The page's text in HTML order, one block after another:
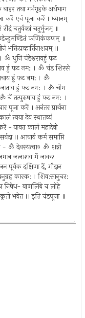
बाहर तथा गर्भगृहके अर्धभाग
करें एवं पूजा करें । ध्यानम्‌
चतुर्वक्त्रं चतुर्भुजम्‌ ॥
फणिकंकणम्‌ ॥
॥
ॐ धुनि चंडेश्वरायहुं फट
हुं फट नम: । ॐ चंड शिरसे
हुं फट नम: । ॐ
हुं फट नम: । ॐ चीम
चें तत्पुरुषाय हुं फट नम: ।
पूजा करें । अनंतर प्रार्थना
त्वया देव स्थातव्यं
- यावत कालं महादेवो
॥ आचार्य कर्म समाप्ति
- ॐ देवस्यत्वा० ॐ शन्नो
जलाशय में जाकर
दक्षिणा दें, गौदान
कारक: । शिव:सानुचर:
निषेध- बाणलिंबे च लोहे
भवेत ॥ इति चंडपूजा ॥